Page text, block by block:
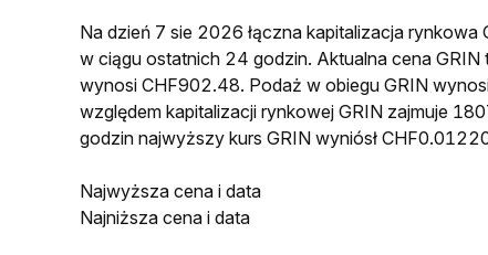
Na dzień 7 sie 2026 łączna kapitalizacja
w ciągu ostatnich 24 godzin. Aktualna cena
wynosi CHF902.48. Podaż w obiegu GRIN
względem kapitalizacji rynkowej GRIN zajmuje
godzin najwyższy kurs GRIN wyniósł
Najwyższa cena i data
Najniższa cena i data